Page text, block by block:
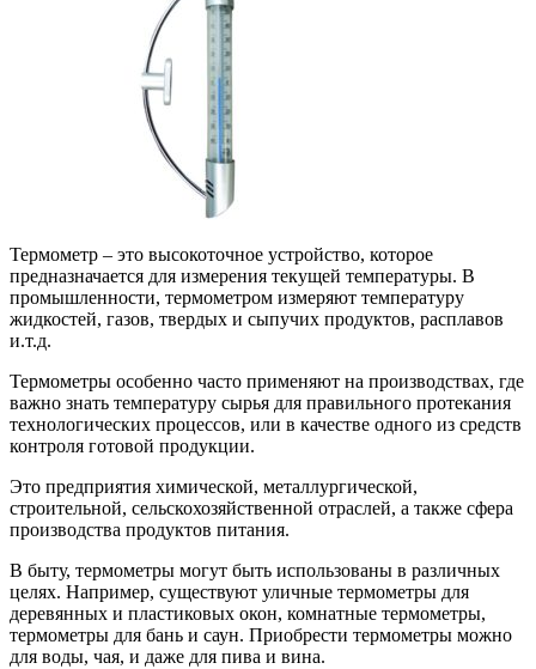
Термометр – это высокоточное устройство, которое
предназначается для измерения текущей температуры. В
промышленности, термометром измеряют температуру
жидкостей, газов, твердых и сыпучих продуктов, расплавов
и.т.д.
Термометры особенно часто применяют на производствах, где
важно знать температуру сырья для правильного протекания
технологических процессов, или в качестве одного из средств
контроля готовой продукции.
Это предприятия химической, металлургической,
строительной, сельскохозяйственной отраслей, а также сфера
производства продуктов питания.
В быту, термометры могут быть использованы в различных
целях. Например, существуют уличные термометры для
деревянных и пластиковых окон, комнатные термометры,
термометры для бань и саун. Приобрести термометры можно
для воды, чая, и даже для пива и вина.